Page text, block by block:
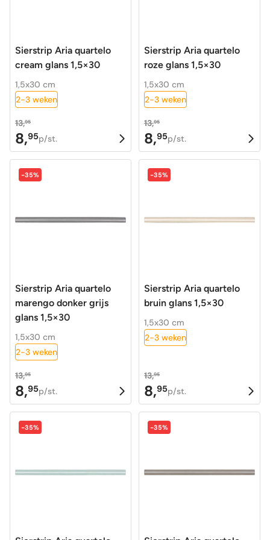
Sierstrip Aria quartelo
cream glans 1,5×30
1,5x30 cm
2-3 weken
13,95
Oorspronkelijke
prijs
was:
13,95.
8,95
Huidige
prijs
is:
8,95.
p/st.
Sierstrip Aria quartelo
roze glans 1,5×30
1,5x30 cm
2-3 weken
13,95
Oorspronkelijke
prijs
was:
13,95.
8,95
Huidige
prijs
is:
8,95.
p/st.
-35%
Sierstrip Aria quartelo
marengo donker grijs
glans 1,5×30
1,5x30 cm
2-3 weken
13,95
Oorspronkelijke
prijs
was:
13,95.
8,95
Huidige
prijs
is:
8,95.
p/st.
-35%
Sierstrip Aria quartelo
bruin glans 1,5×30
1,5x30 cm
2-3 weken
13,95
Oorspronkelijke
prijs
was:
13,95.
8,95
Huidige
prijs
is:
8,95.
p/st.
-35% -35%